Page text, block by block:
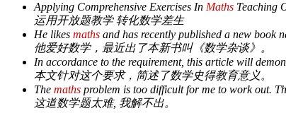
Applying Comprehensive Exercises In Maths Teaching
运用开放题教学 转化数学差生
He likes maths and has recently published a new book
他爱好数学，最近出了本新书叫《数学杂谈》。
In accordance to the requirement, this article will
本文针对这个要求，简述了数学史得教育意义。
The maths problem is too difficult for me to work out.
这道数学题太难, 我解不出。